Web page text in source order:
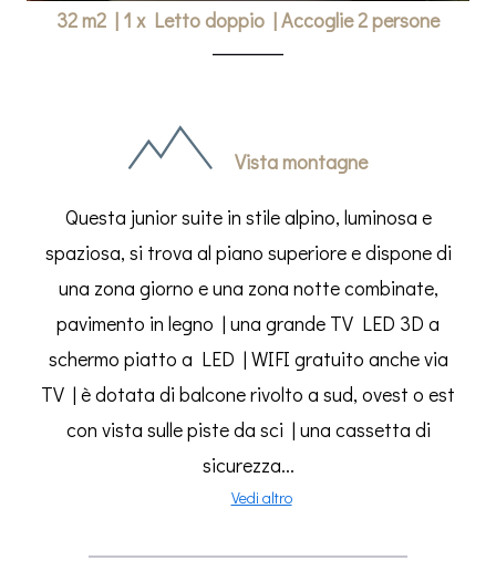
32 m2 | 1 x Letto doppio |Accoglie 2 persone
Vista montagne
Questa junior suite in stile alpino, luminosa e
spaziosa, si trova al piano superiore e dispone di
una zona giorno e una zona notte combinate,
pavimento in legno | una grande TV LED 3D a
schermo piatto a LED | WIFI gratuito anche via
TV | è dotata di balcone rivolto a sud, ovest o est
con vista sulle piste da sci | una cassetta di
sicurezza...
Vedi altro